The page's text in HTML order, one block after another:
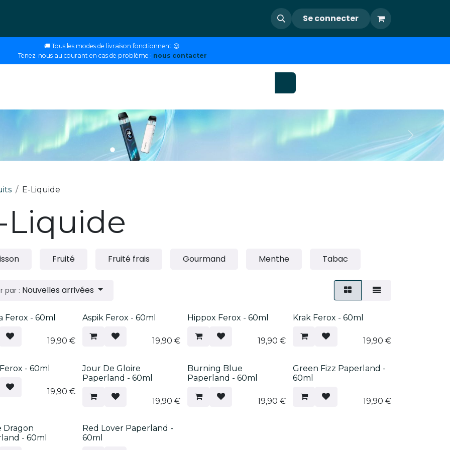
Se connecter
🚚 Tous les modes de livraison fonctionnent 😉
Tenez-nous au courant en cas de problème : nous contacter
Suivant
E-Liquide
Liquide
Fruité Fruité frais Gourmand Menthe Tabac
par : Nouvelles arrivées
!
Ferox - 60ml
19,90 € Nouveau !
Aspik Ferox - 60ml
19,90 € Nouveau !
Hippox Ferox - 60ml
19,90 € Nouveau !
Krak Ferox - 60ml
19,90 €
! - 60ml
19,90 € Nouveau !
Jour De Gloire
Paperland - 60ml
19,90 €
Nouveau !
Burning Blue
Paperland - 60ml
19,90 €
Nouveau !
Green Fizz Paperland -
60ml
19,90 €
!
Dragon
- 60ml
Nouveau !
Red Lover Paperland -
60ml